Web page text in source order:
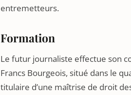
entremetteurs.
Formation
Le futur journaliste effectue son
Francs Bourgeois, situé dans le
titulaire d’une maîtrise de droit